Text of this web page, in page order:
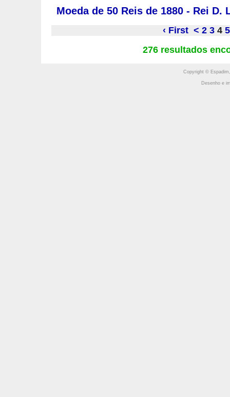
Moeda de 50 Reis de 1880 - Rei D.
‹ First < 2 3 4 5
276 resultados
Copyright ©
Desenho e